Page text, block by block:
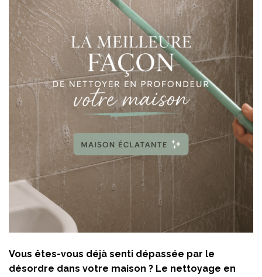
Vous êtes-vous déjà senti dépassée par le
désordre dans votre maison ? Le nettoyage en